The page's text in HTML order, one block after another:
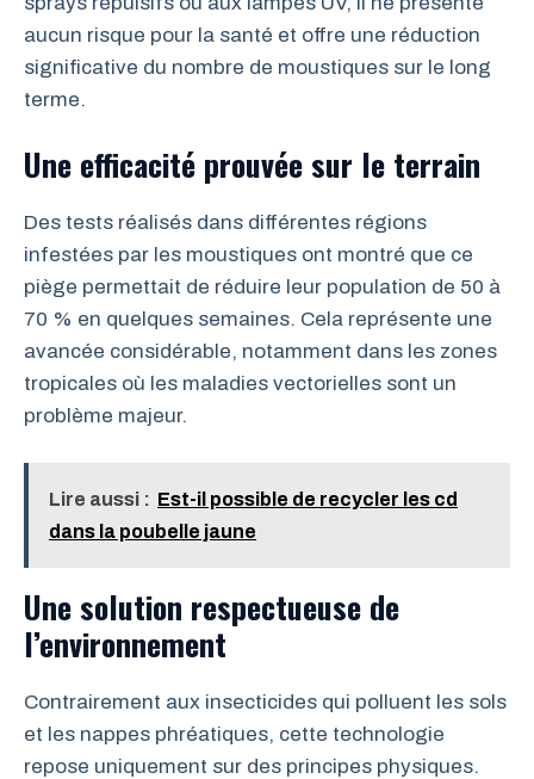
aucun risque pour la santé et offre une réduction
significative du nombre de moustiques sur le long
terme.
Une efficacité prouvée sur le terrain
Des tests réalisés dans différentes régions
infestées par les moustiques ont montré que ce
piège permettait de réduire leur population de 50 à
70 % en quelques semaines. Cela représente une
avancée considérable, notamment dans les zones
tropicales où les maladies vectorielles sont un
problème majeur.
Lire aussi : Est-il possible de recycler les cd
dans la poubelle jaune
Une solution respectueuse de
l’environnement
Contrairement aux insecticides qui polluent les sols
et les nappes phréatiques, cette technologie
repose uniquement sur des principes physiques.